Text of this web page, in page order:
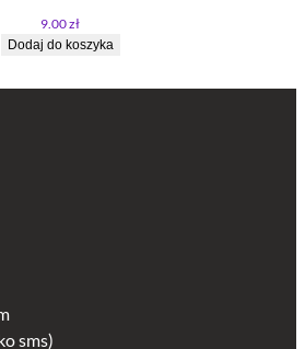
9.00zł
Dodaj do koszyka
sms)